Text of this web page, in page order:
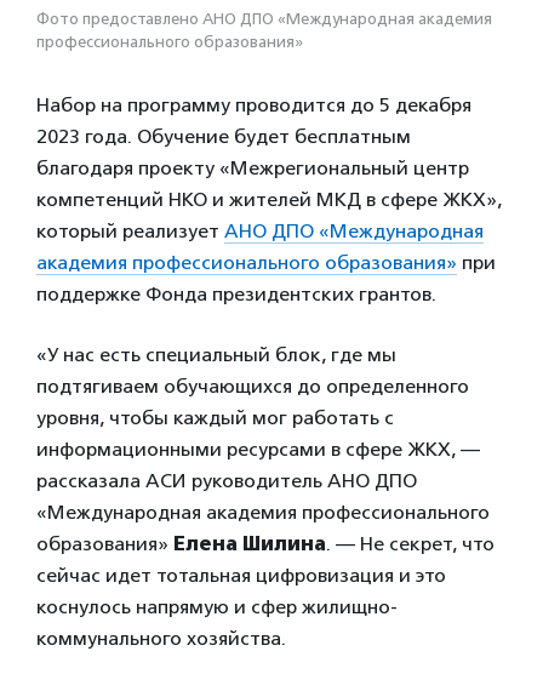
Фото предоставлено АНО ДПО «Международная академия
профессионального образования»
Набор на программу проводится до 5 декабря
2023 года. Обучение будет бесплатным
благодаря проекту «Межрегиональный центр
компетенций НКО и жителей МКД в сфере ЖКХ»,
который реализует АНО ДПО «Международная
академия профессионального образования» при
поддержке Фонда президентских грантов.
«У нас есть специальный блок, где мы
подтягиваем обучающихся до определенного
уровня, чтобы каждый мог работать с
информационными ресурсами в сфере ЖКХ, —
рассказала АСИ руководитель АНО ДПО
«Международная академия профессионального
образования» Елена Шилина. — Не секрет, что
сейчас идет тотальная цифровизация и это
коснулось напрямую и сфер жилищно-
коммунального хозяйства.